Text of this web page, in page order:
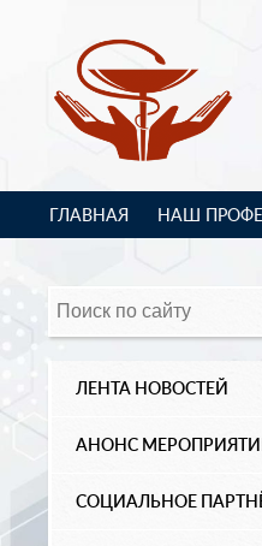
ГЛАВНАЯ НАШ
ЛЕНТА НОВОСТЕЙ
АНОНС
СОЦИАЛЬНОЕ